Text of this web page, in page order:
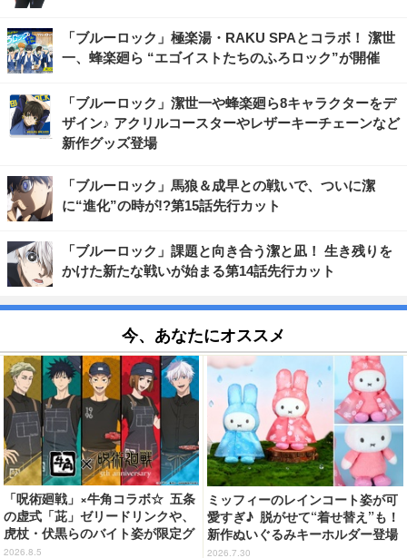
「ブルーロック」極楽湯・RAKU SPAとコラボ！ 潔世
一、蜂楽廻ら “エゴイストたちのふろロック”が開催
「ブルーロック」潔世一や蜂楽廻ら8キャラクターをデ
ザイン♪ アクリルコースターやレザーキーチェーンなど
新作グッズ登場
「ブルーロック」馬狼＆成早との戦いで、ついに潔
に“進化”の時が!?第15話先行カット
「ブルーロック」課題と向き合う潔と凪！ 生き残りを
かけた新たな戦いが始まる第14話先行カット
今、あなたにオススメ
「呪術廻戦」×牛角コラボ☆ 五条
の虚式「茈」ゼリードリンクや、
虎杖・伏黒らのバイト姿が限定グ
ッズに【8月26日～】
2026.8.5
ミッフィーのレインコート姿が可
愛すぎ♪ 脱がせて“着せ替え”も！
新作ぬいぐるみキーホルダー登場
2026.7.30